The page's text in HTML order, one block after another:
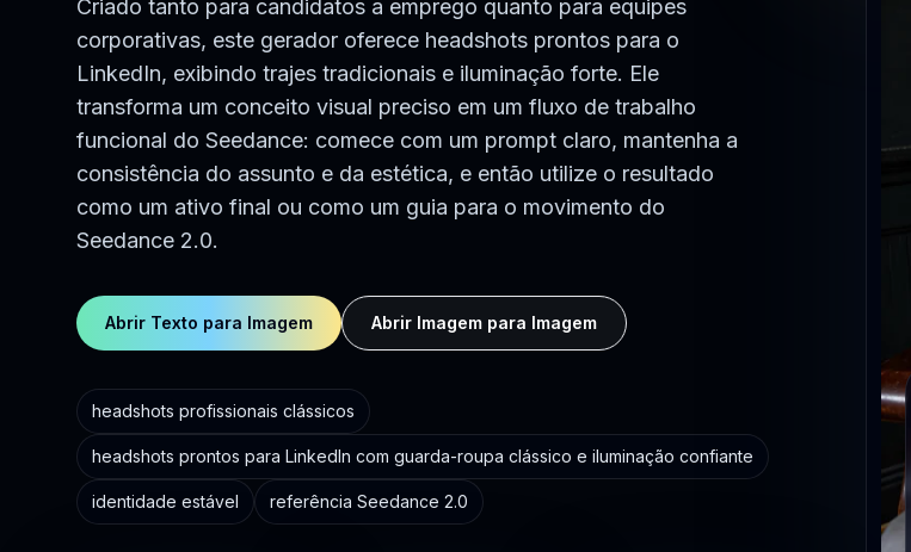
Criado tanto para candidatos a emprego quanto para equipes
corporativas, este gerador oferece headshots prontos para o
LinkedIn, exibindo trajes tradicionais e iluminação forte. Ele
transforma um conceito visual preciso em um fluxo de trabalho
funcional do Seedance: comece com um prompt claro, mantenha a
consistência do assunto e da estética, e então utilize o resultado
como um ativo final ou como um guia para o movimento do
Seedance 2.0.
Abrir Texto para Imagem Abrir Imagem para Imagem
headshots profissionais clássicos
headshots prontos para LinkedIn com guarda-roupa clássico e iluminação confiante
identidade estável referência Seedance 2.0